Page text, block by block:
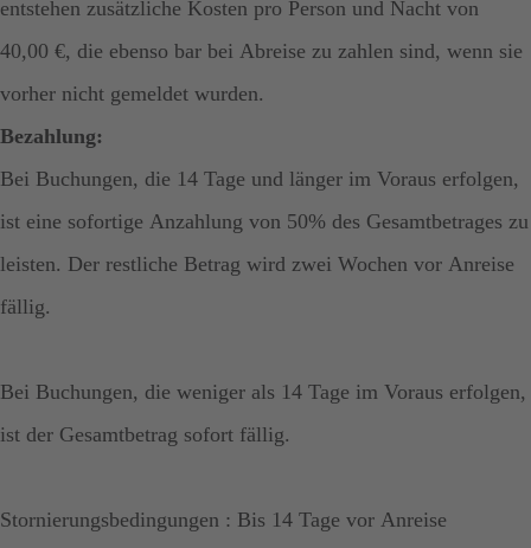
entstehen zusätzliche Kosten pro Person und Nacht von
40,00 €, die ebenso bar bei Abreise zu zahlen sind, wenn sie
vorher nicht gemeldet wurden.
Bezahlung:
Bei Buchungen, die 14 Tage und länger im Voraus erfolgen,
ist eine sofortige Anzahlung von 50% des Gesamtbetrages zu
leisten. Der restliche Betrag wird zwei Wochen vor Anreise
fällig.
Bei Buchungen, die weniger als 14 Tage im Voraus erfolgen,
ist der Gesamtbetrag sofort fällig.
Stornierungsbedingungen : Bis 14 Tage vor Anreise